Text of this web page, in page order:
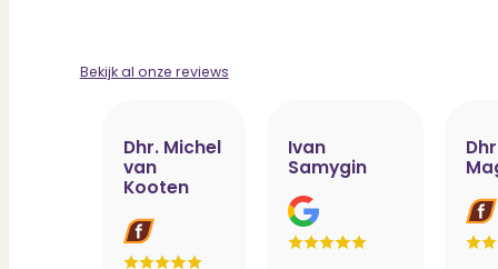
Bekijk al onze reviews
Dhr. Michel
van
Kooten
Ivan
Samygin